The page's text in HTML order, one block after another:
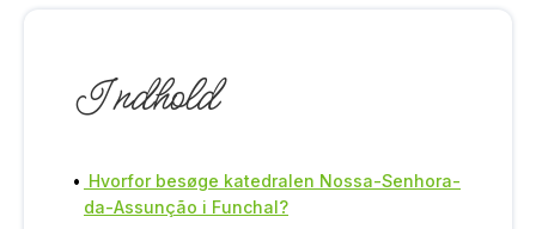
Indhold
Hvorfor besøge katedralen Nossa-Senhora-
da-Assunção i Funchal?